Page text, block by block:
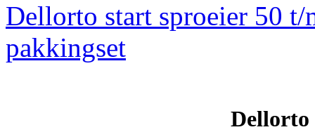
Dellorto start sproeier 50 t/
pakkingset
Dellorto